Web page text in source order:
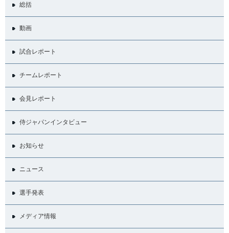
総括
動画
試合レポート
チームレポート
会見レポート
侍ジャパンインタビュー
お知らせ
ニュース
選手発表
メディア情報